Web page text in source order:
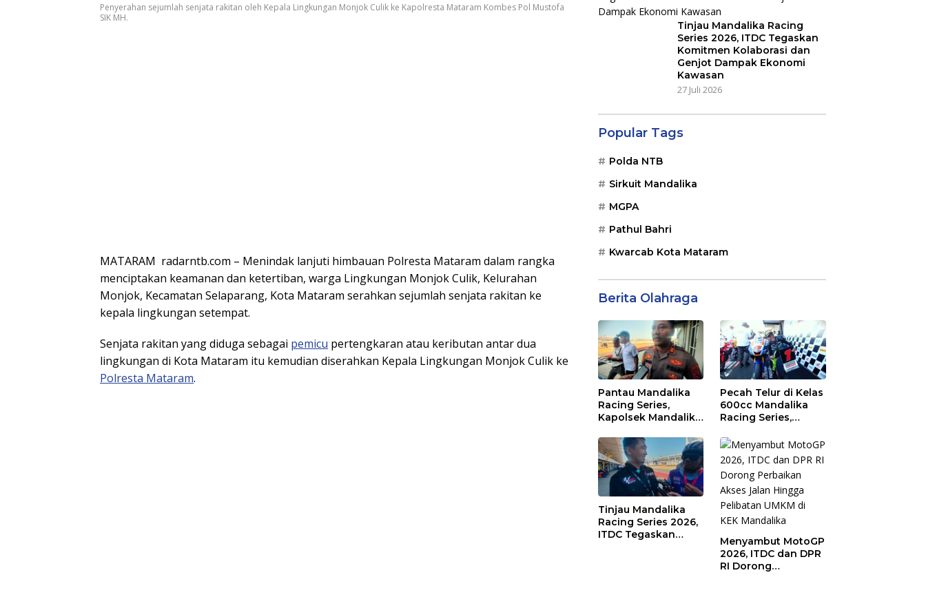
Penyerahan sejumlah senjata rakitan oleh Kepala Lingkungan Monjok Culik ke Kapolresta Mataram Kombes Pol Mustofa
SIK MH.
MATARAM radarntb.com – Menindak lanjuti himbauan Polresta Mataram dalam rangka
menciptakan keamanan dan ketertiban, warga Lingkungan Monjok Culik, Kelurahan
Monjok, Kecamatan Selaparang, Kota Mataram serahkan sejumlah senjata rakitan ke
kepala lingkungan setempat.
Senjata rakitan yang diduga sebagai pemicu pertengkaran atau keributan antar dua
lingkungan di Kota Mataram itu kemudian diserahkan Kepala Lingkungan Monjok Culik ke
Polresta Mataram.
Tinjau Mandalika Racing
Series 2026, ITDC Tegaskan
Komitmen Kolaborasi dan
Genjot Dampak Ekonomi
Kawasan
27 Juli 2026
Popular Tags
Polda NTB
Sirkuit Mandalika
MGPA
Pathul Bahri
Kwarcab Kota Mataram
Berita Olahraga
Pantau Mandalika
Racing Series,
Kapolsek Mandalika
Muda Salurkan Hobi
di Sirkuit, Bukan
Jalan Raya
Pecah Telur di Kelas
600cc Mandalika
Racing Series,
Agaska Ungkap
Kunci Kemenangan
Tinjau Mandalika
Racing Series 2026,
ITDC Tegaskan
Menyambut MotoGP
2026, ITDC dan DPR
RI Dorong